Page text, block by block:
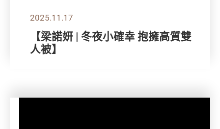
2025.11.17
【梁諾妍 | 冬夜小確幸 抱擁高質雙
人被】